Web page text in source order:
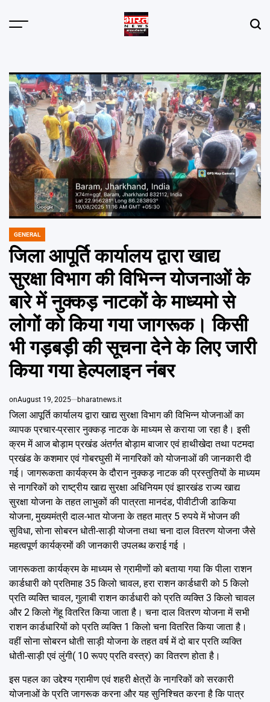
POSTED
IN
GENERAL
जिला आपूर्ति कार्यालय द्वारा खाद्य
सुरक्षा विभाग की विभिन्न योजनाओं के
बारे में नुक्कड़ नाटकों के माध्यमो से
लोगों को किया गया जागरूक। किसी
भी गड़बड़ी की सूचना देने के लिए जारी
किया गया हेल्पलाइन नंबर
onAugust 19, 2025 bharatnews.it
जिला आपूर्ति कार्यालय द्वारा खाद्य सुरक्षा विभाग की विभिन्न योजनाओं का
व्यापक प्रचार-प्रसार नुक्कड़ नाटक के माध्यम से कराया जा रहा है। इसी
क्रम में आज बोड़ाम प्रखंड अंतर्गत बोड़ाम बाजार एवं हाथीखेदा तथा पटमदा
प्रखंड के कशमार एवं गोबरघुसी में नागरिकों को योजनाओं की जानकारी दी
गई। जागरूकता कार्यक्रम के दौरान नुक्कड़ नाटक की प्रस्तुतियों के माध्यम
से नागरिकों को राष्ट्रीय खाद्य सुरक्षा अधिनियम एवं झारखंड राज्य खाद्य
सुरक्षा योजना के तहत लाभुकों की पात्रता मानदंड, पीवीटीजी डाकिया
योजना, मुख्यमंत्री दाल-भात योजना के तहत मात्र 5 रुपये में भोजन की
सुविधा, सोना सोबरन धोती-साड़ी योजना तथा चना दाल वितरण योजना जैसे
महत्वपूर्ण कार्यक्रमों की जानकारी उपलब्ध कराई गई ।
जागरूकता कार्यक्रम के माध्यम से ग्रामीणों को बताया गया कि पीला राशन
कार्डधारी को प्रतिमाह 35 किलो चावल, हरा राशन कार्डधारी को 5 किलो
प्रति व्यक्ति चावल, गुलाबी राशन कार्डधारी को प्रति व्यक्ति 3 किलो चावल
और 2 किलो गेंहू वितरित किया जाता है। चना दाल वितरण योजना में सभी
राशन कार्डधारियों को प्रति व्यक्ति 1 किलो चना वितरित किया जाता है।
वहीं सोना सोबरन धोती साड़ी योजना के तहत वर्ष में दो बार प्रति व्यक्ति
धोती-साड़ी एवं लुंगी( 10 रूपए प्रति वस्त्र) का वितरण होता है।
इस पहल का उद्देश्य ग्रामीण एवं शहरी क्षेत्रों के नागरिकों को सरकारी
योजनाओं के प्रति जागरूक करना और यह सुनिश्चित करना है कि पात्र